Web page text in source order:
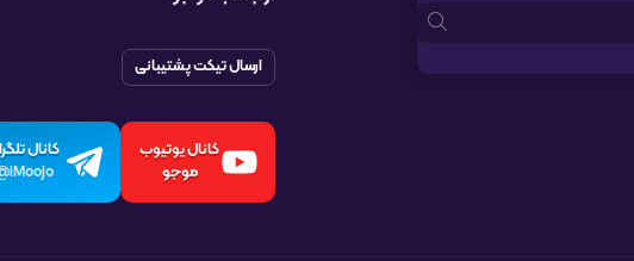
ارسال تیکت پشتیبانی
کانال یوتیوب
موجو
کانال
iMoojo@